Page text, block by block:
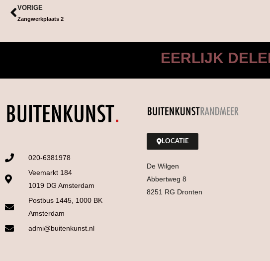
VORIGE
Zangwerkplaats 2
EERLIJK
020-6381978
Veemarkt 184
1019 DG Amsterdam
Postbus 1445, 1000 BK
Amsterdam
admi@buitenkunst.nl
LOCATIE
De Wilgen
Abbertweg 8
8251 RG Dronten